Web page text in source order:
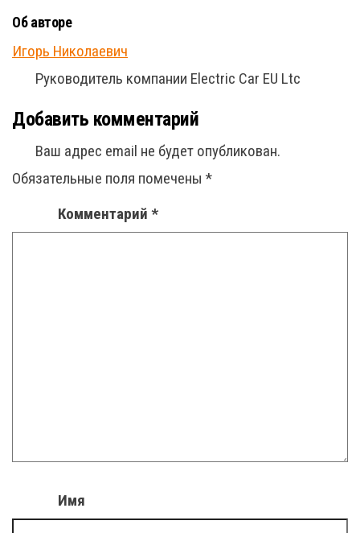
Об авторе
Игорь Николаевич
Руководитель компании Electric Car EU Ltc
Добавить комментарий
Ваш адрес email не будет опубликован.
Обязательные поля помечены *
Комментарий *
Имя